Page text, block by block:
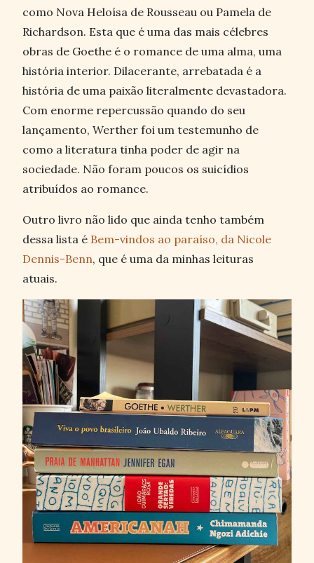
como Nova Heloísa de Rousseau ou Pamela de
Richardson. Esta que é uma das mais célebres
obras de Goethe é o romance de uma alma, uma
história interior. Dilacerante, arrebatada é a
história de uma paixão literalmente devastadora.
Com enorme repercussão quando do seu
lançamento, Werther foi um testemunho de
como a literatura tinha poder de agir na
sociedade. Não foram poucos os suicídios
atribuídos ao romance.
Outro livro não lido que ainda tenho também
dessa lista é Bem-vindos ao paraíso, da Nicole
Dennis-Benn, que é uma da minhas leituras
atuais.